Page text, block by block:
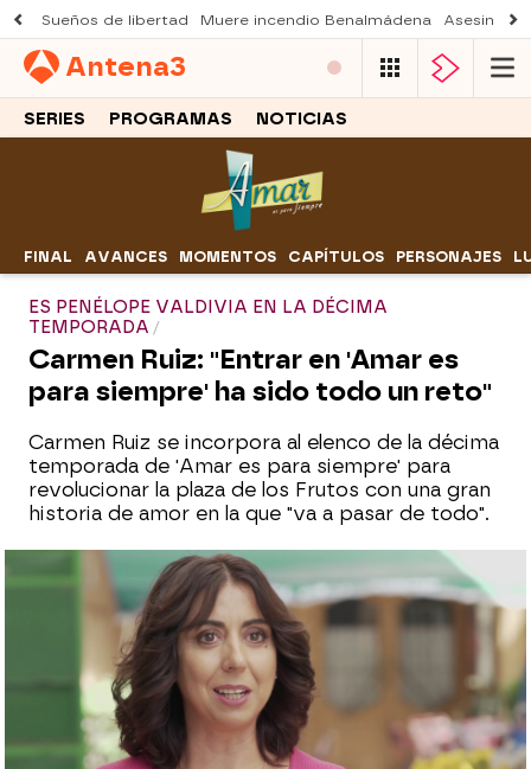
Sueños de libertad Muere incendio Benalmádena Asesinato
Antena3
SERIES PROGRAMAS NOTICIAS
FINAL AVANCES MOMENTOS CAPÍTULOS PERSONAJES
ES PENÉLOPE VALDIVIA EN LA DÉCIMA
TEMPORADA
Carmen Ruiz: "Entrar en 'Amar es
para siempre' ha sido todo un reto"
Carmen Ruiz se incorpora al elenco de la décima
temporada de 'Amar es para siempre' para
revolucionar la plaza de los Frutos con una gran
historia de amor en la que "va a pasar de todo".
Camino Sánchez
Madrid